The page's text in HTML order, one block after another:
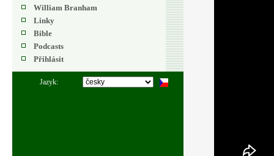
William Branham
Linky
Bible
Podcasts
Přihlásit
Jazyk: